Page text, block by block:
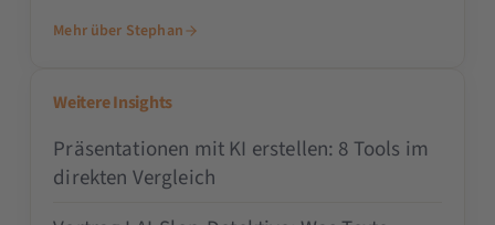
Mehr über Stephan
Weitere Insights
Präsentationen mit KI erstellen: 8 Tools im
direkten Vergleich